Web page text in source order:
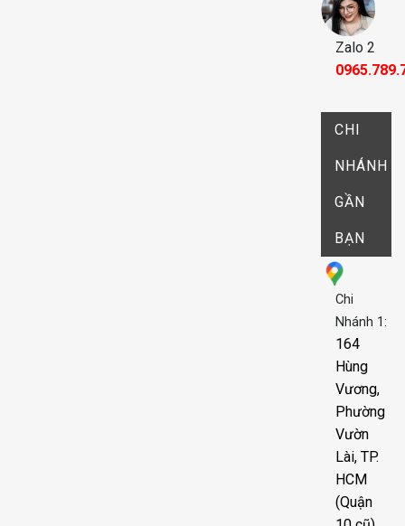
Zalo 2
CHI
NHÁNH
GẦN
BẠN
Chi
Nhánh 1:
164
Hùng
Vương,
Phường
Vườn
Lài, TP.
HCM
(Quận